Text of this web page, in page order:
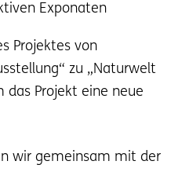
Projektes von
zu „Naturwelt
das Projekt eine neue
wir gemeinsam mit der